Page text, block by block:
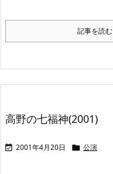
記事を読む
高野の七福神(2001)
 2001年4月20日  公演